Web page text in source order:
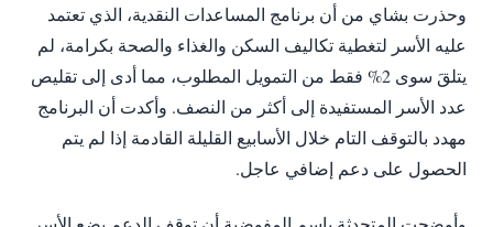
وحذرت بشاي من أن برنامج المساعدات النقدية، الذي تعتمد
عليه الأسر لتغطية تكاليف السكن والغذاء والصحة بكرامة، لم
يتلقَ سوى 2% فقط من التمويل المطلوب، مما أدى إلى تقليص
عدد الأسر المستفيدة إلى أكثر من النصف. وأكدت أن البرنامج
مهدد بالتوقف التام خلال الأسابيع القليلة القادمة إذا لم يتم
الحصول على دعم إضافي عاجل.